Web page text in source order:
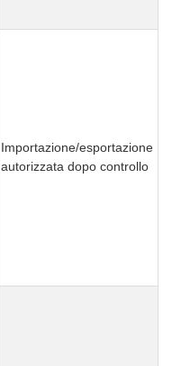
Importazione/esportazione
autorizzata dopo controllo